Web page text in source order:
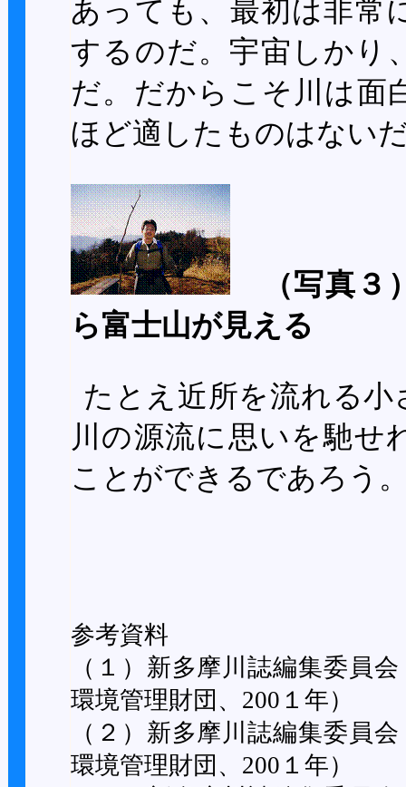
あっても、最初は非常
するのだ。宇宙しかり
だ。だからこそ川は面
ほど適したものはない
（写真
ら富士山が見える
たとえ近所を流れる
川の源流に思いを馳せ
ことができるであろう
参考資料
（１）新多摩川誌編集委員
環境管理財団、200１年）
（２）新多摩川誌編集委員
環境管理財団、200１年）